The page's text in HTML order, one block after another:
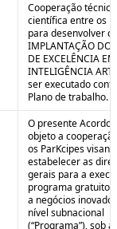
Cooperação
científica entre os
para desenvolver o
IMPLANTAÇÃO DO
DE EXCELÊNCIA EM
INTELIGÊNCIA
ser executado
Plano de trabalho.
O presente Acordo
objeto a
os ParKcipes
estabelecer as
gerais para a
programa gratuito
a negócios
nível subnacional
(“Programa”), sob